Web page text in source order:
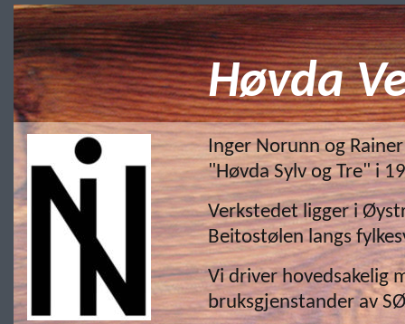
Høvda
Inger Norunn og
"Høvda Sylv og Tre" i
Verkstedet ligger i
Beitostølen langs
Vi driver hovedsakelig
bruksgjenstander av